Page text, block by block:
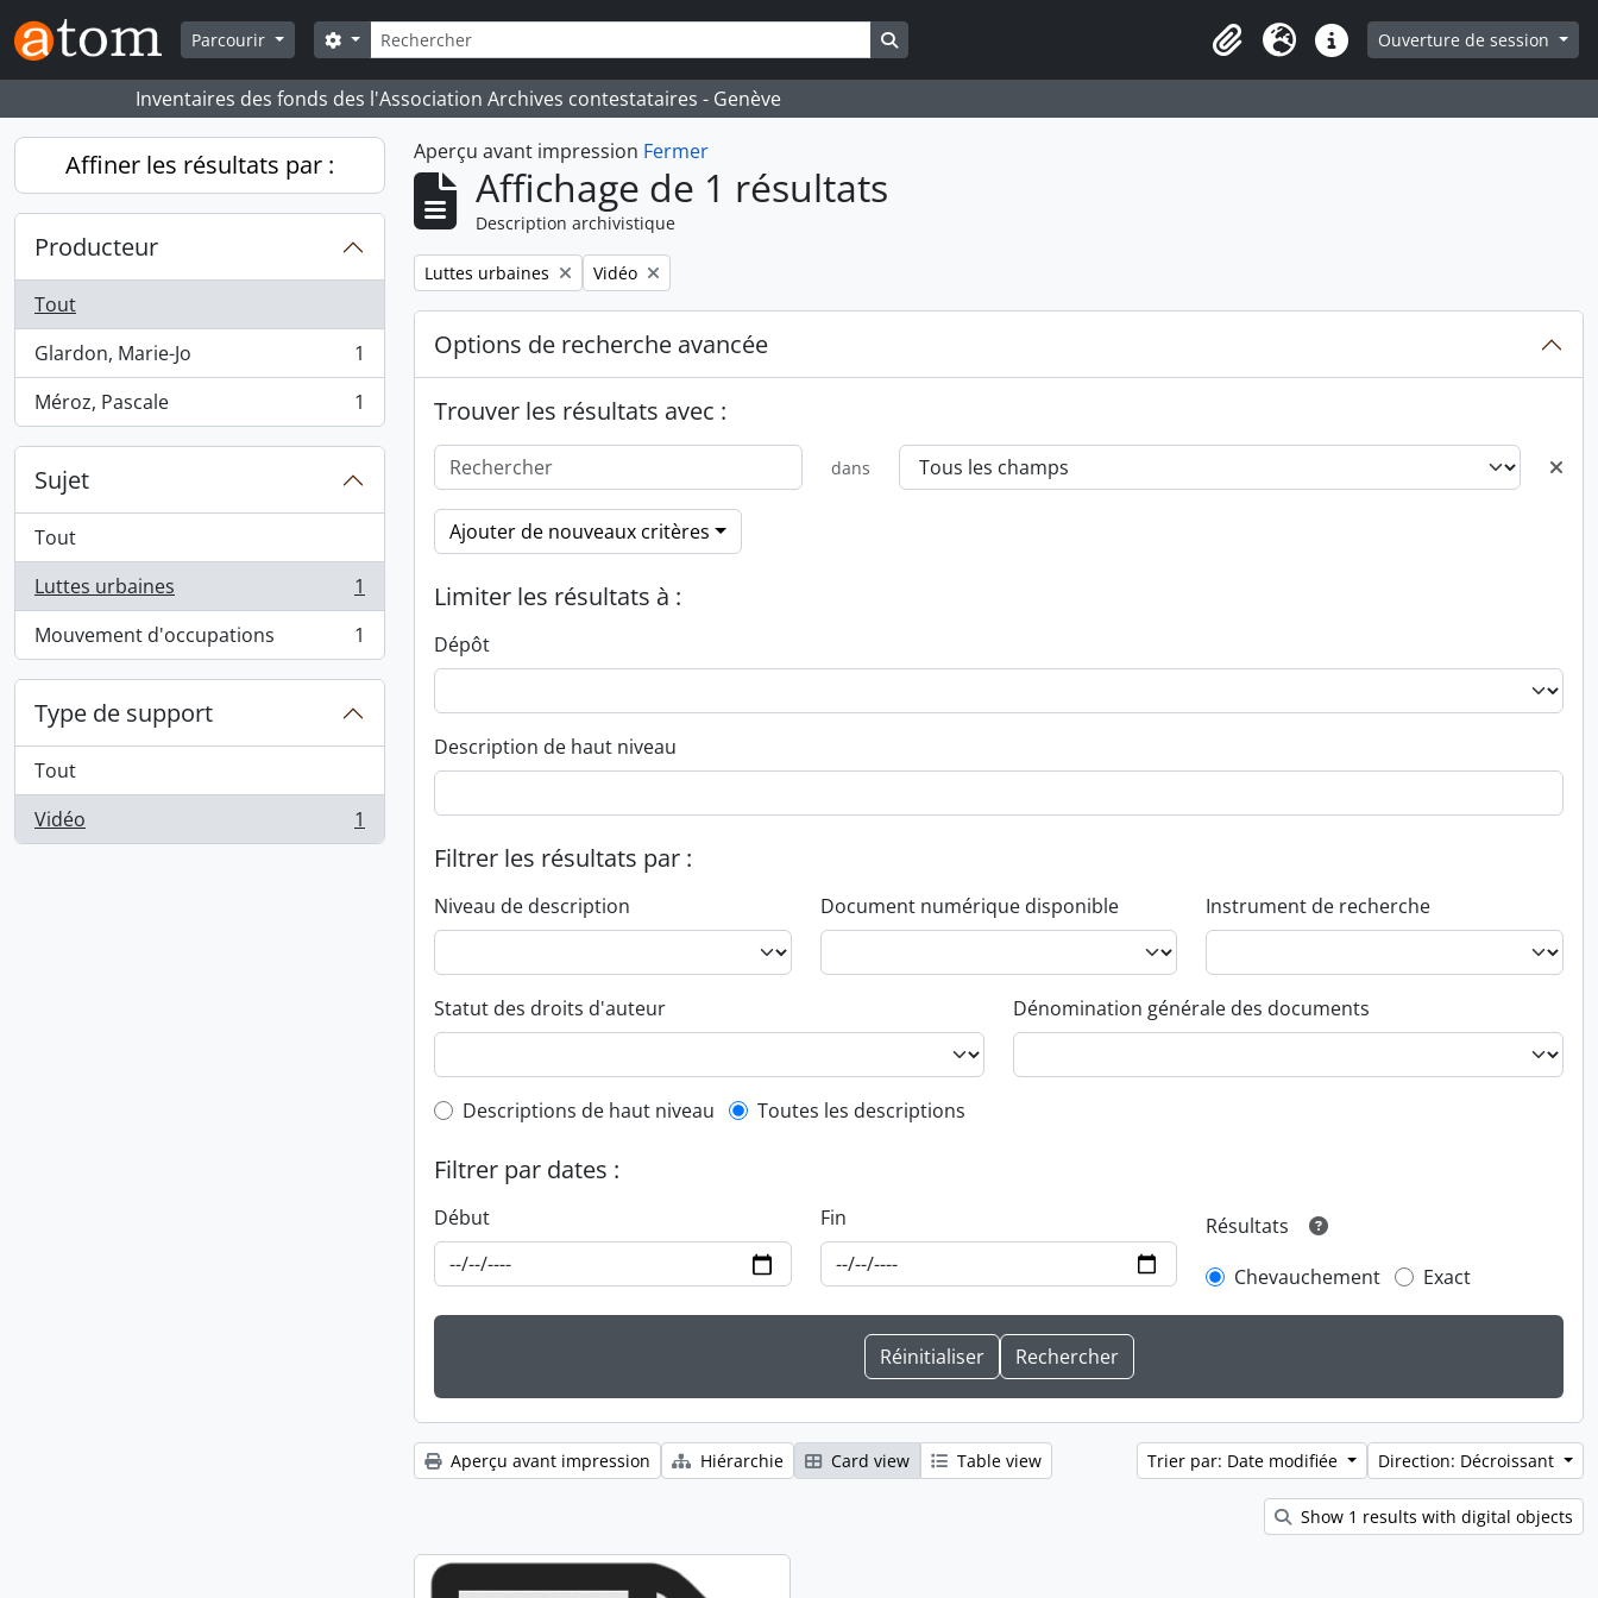
Skip to main content
Parcourir
Rechercher
Search options
Presse-papier
LangueLiens rapidesOuverture de session
Inventaires des fonds des l'Association Archives contestataires - Genève
Affiner les résultats par :
Producteur
Tout
Glardon, Marie-Jo
, 1 résultats
1
Méroz, Pascale
, 1 résultats 1
Sujet
Tout
Luttes urbaines
, 1 résultats
1
Mouvement d'occupations
, 1 résultats 1
Type de support
Tout
Vidéo
, 1 résultats 1
Aperçu avant impression Fermer
Affichage de 1 résultats
Description archivistique
Remove filter:
Luttes urbaines Remove filter:
Vidéo
Options de recherche avancée
Trouver les résultats avec :
dans
Ajouter de nouveaux critères
Limiter les résultats à :
Dépôt
Description de haut niveau
Filtrer les résultats par :
Niveau de description Document numérique disponible Instrument de recherche
Statut des droits d'auteur Dénomination générale des documents
Top-level description filter
Descriptions de haut niveau Toutes les descriptions
Filtrer par dates :
Début Fin
Résultats
Chevauchement
Exact
Aperçu avant impression Hiérarchie Card view Table view Trier par: Date modifiée Direction: Décroissant
Show 1 results with digital objects